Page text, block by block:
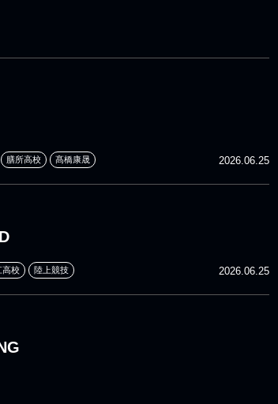
2026.06.25
膳所高校 髙橋康晟
2026.06.25
高校 陸上競技